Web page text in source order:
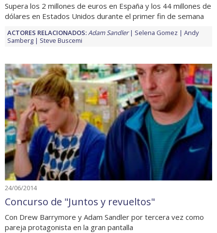
Supera los 2 millones de euros en España y los 44 millones de
dólares en Estados Unidos durante el primer fin de semana
ACTORES RELACIONADOS: Adam Sandler Selena Gomez
Andy
Samberg
Steve Buscemi
24/06/2014
Concurso de "Juntos y revueltos"
Con Drew Barrymore y Adam Sandler por tercera vez como
pareja protagonista en la gran pantalla